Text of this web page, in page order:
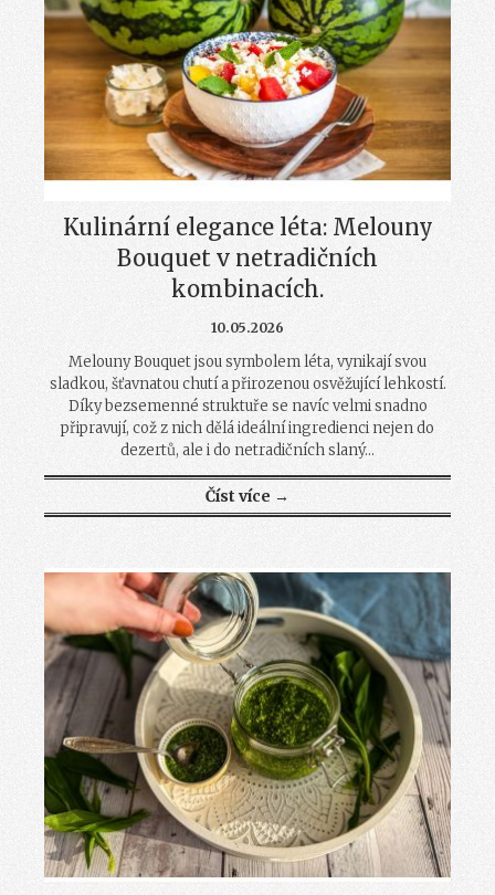
Kulinární elegance léta: Melouny
Bouquet v netradičních
kombinacích.
10.05.2026
Melouny Bouquet jsou symbolem léta, vynikají svou
sladkou, šťavnatou chutí a přirozenou osvěžující lehkostí.
Díky bezsemenné struktuře se navíc velmi snadno
připravují, což z nich dělá ideální ingredienci nejen do
dezertů, ale i do netradičních slaný...
Číst více →